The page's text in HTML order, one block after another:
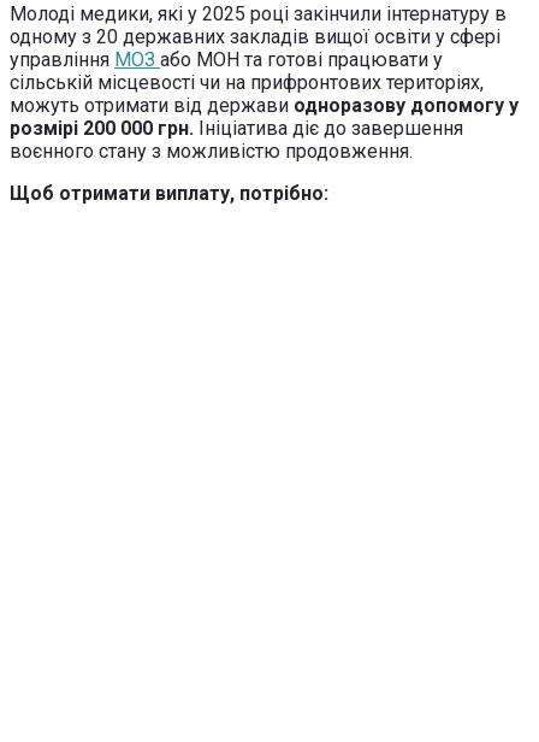
Молоді медики, які у 2025 році закінчили інтернатуру в
одному з 20 державних закладів вищої освіти у сфері
управління МОЗ або МОН та готові працювати у
сільській місцевості чи на прифронтових територіях,
можуть отримати від держави одноразову допомогу у
розмірі 200 000 грн. Ініціатива діє до завершення
воєнного стану з можливістю продовження.
Щоб отримати виплату, потрібно: